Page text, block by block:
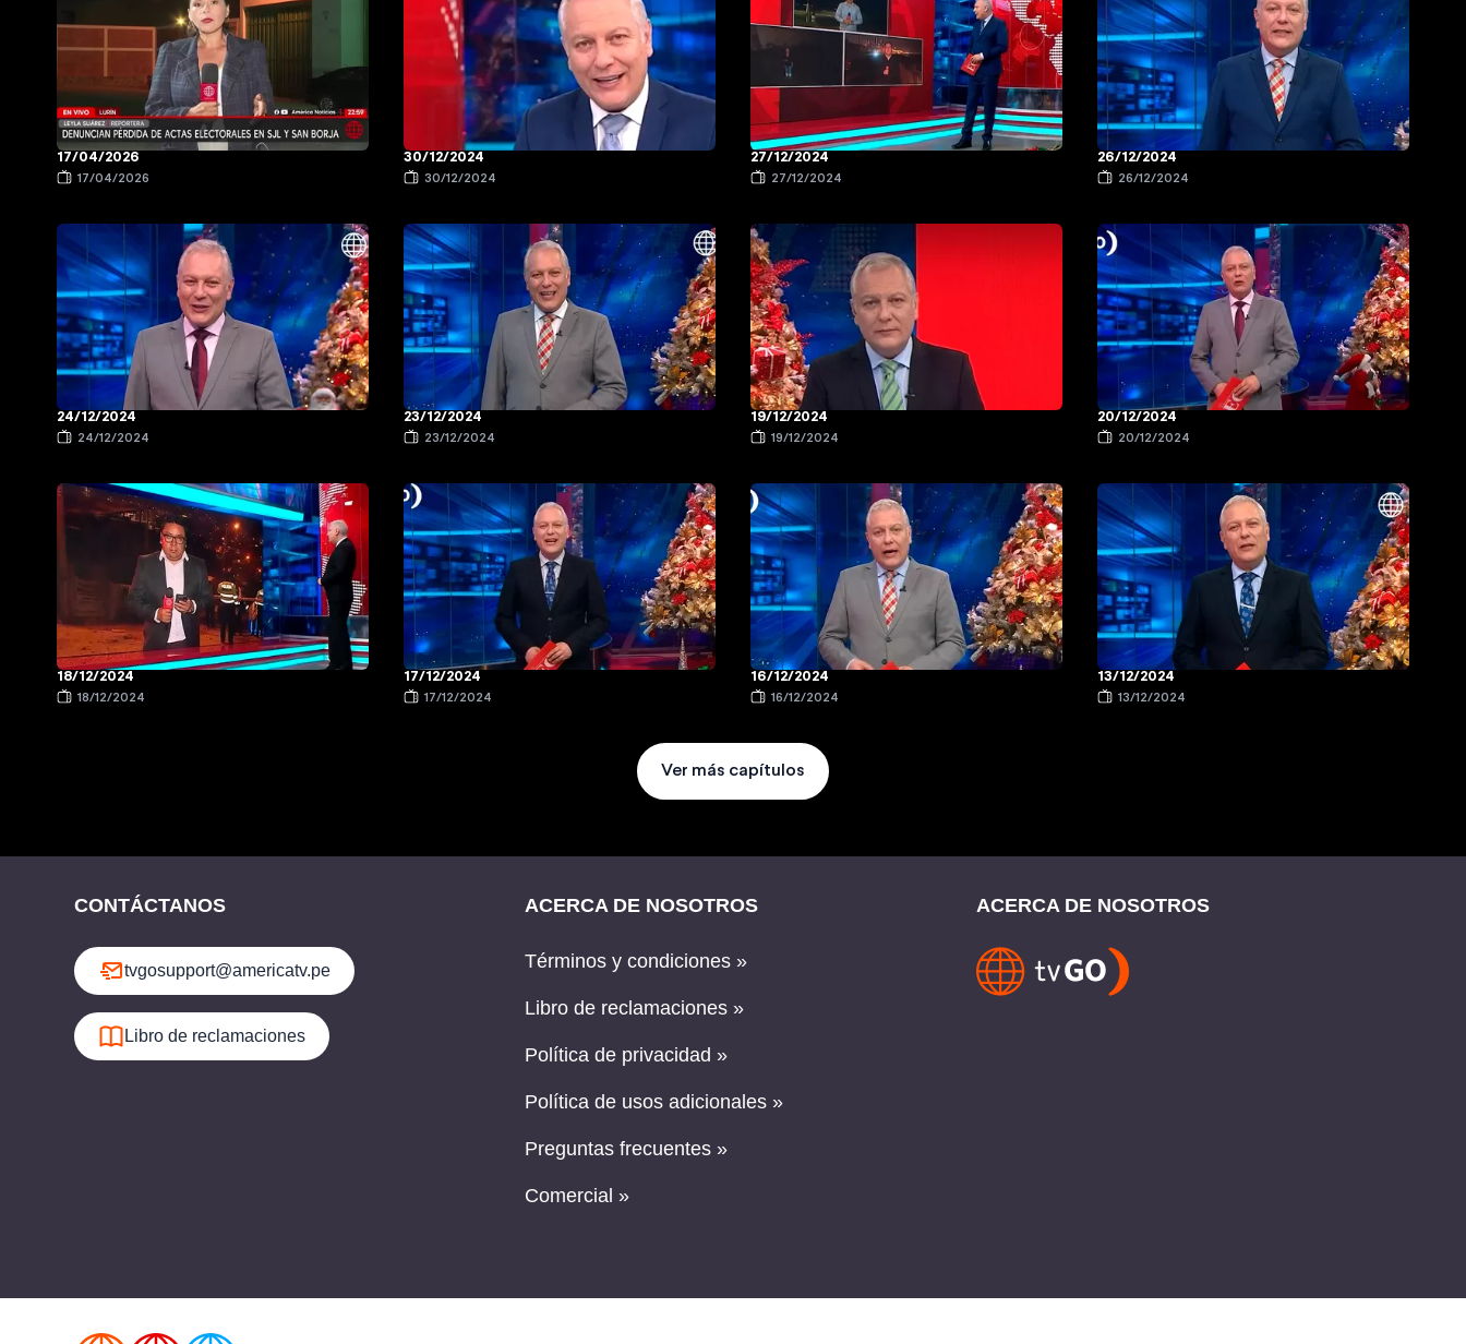
17/04/2026
17/04/2026
30/12/2024
30/12/2024
27/12/2024
27/12/2024
26/12/2024
26/12/2024
24/12/2024
24/12/2024
23/12/2024
23/12/2024
19/12/2024
19/12/2024
20/12/2024
20/12/2024
18/12/2024
18/12/2024
17/12/2024
17/12/2024
16/12/2024
16/12/2024
13/12/2024
13/12/2024
Ver más capítulos
CONTÁCTANOS
tvgosupport@americatv.pe
Libro de reclamaciones
ACERCA DE NOSOTROS
Términos y condiciones »
Libro de reclamaciones »
Política de privacidad »
Política de usos adicionales »
Preguntas frecuentes »
Comercial »
ACERCA DE NOSOTROS